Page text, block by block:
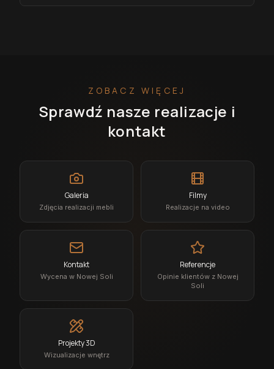
ZOBACZ WIĘCEJ
Sprawdź nasze realizacje i
kontakt
Galeria
Zdjęcia realizacji mebli
Filmy
Realizacje na video
Kontakt
Wycena w Nowej Soli
Referencje
Opinie klientów z Nowej
Soli
Projekty 3D
Wizualizacje wnętrz